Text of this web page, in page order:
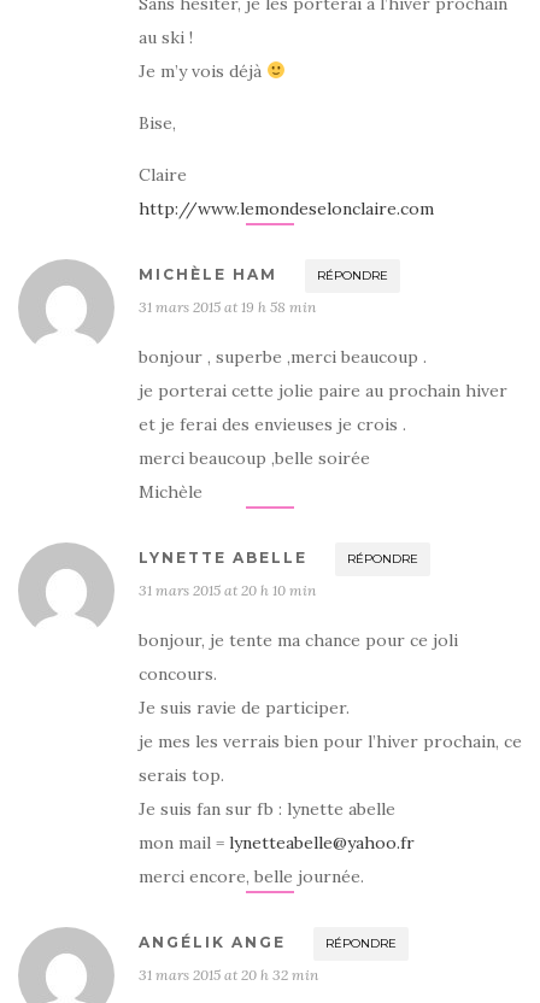
au ski !
Je m’y vois déjà
Bise,
Claire
http://www.lemondeselonclaire.com
MICHÈLE HAM RÉPONDRE
31 mars 2015 at 19 h 58 min
bonjour , superbe ,merci beaucoup .
je porterai cette jolie paire au prochain hiver
et je ferai des envieuses je crois .
merci beaucoup ,belle soirée
Michèle
LYNETTE ABELLE RÉPONDRE
31 mars 2015 at 20 h 10 min
bonjour, je tente ma chance pour ce joli
concours.
Je suis ravie de participer.
je mes les verrais bien pour l’hiver prochain, ce
serais top.
Je suis fan sur fb : lynette abelle
mon mail = lynetteabelle@yahoo.fr
merci encore, belle journée.
ANGÉLIK ANGE RÉPONDRE
31 mars 2015 at 20 h 32 min